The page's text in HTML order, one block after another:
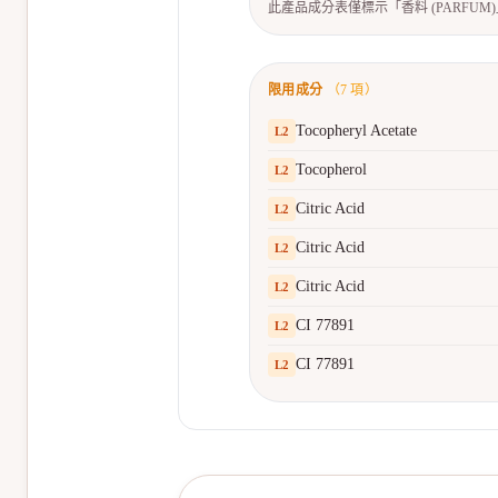
此產品成分表僅標示「香料
限用成分 （7 項）
L2 Tocopheryl Acetate
L2 Tocopherol
L2 Citric Acid
L2 Citric Acid
L2 Citric Acid
L2 CI 77891
L2 CI 77891